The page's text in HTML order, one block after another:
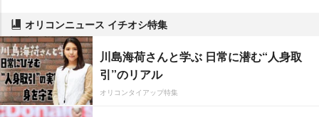
オリコンニュース イチオシ特集
川島海荷さんと学ぶ 日常に潜む“人身取
引”のリアル
オリコンタイアップ特集